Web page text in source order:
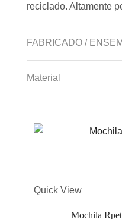
reciclado. Altamente
FABRICADO /
Material
Quick View
Mochila